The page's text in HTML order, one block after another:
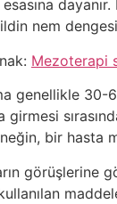
nem
Mezoterapi
genellikle 30-
girmesi
bir hasta
görüşlerine